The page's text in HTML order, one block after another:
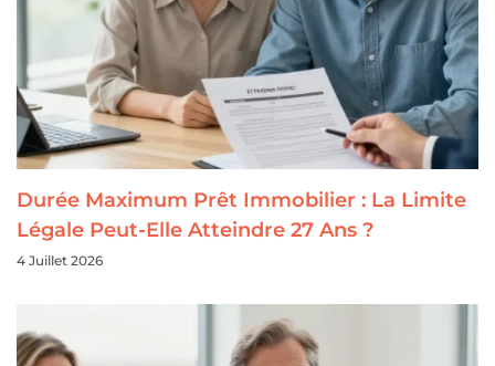
Durée Maximum Prêt Immobilier : La Limite
Légale Peut-Elle Atteindre 27 Ans ?
4 Juillet 2026